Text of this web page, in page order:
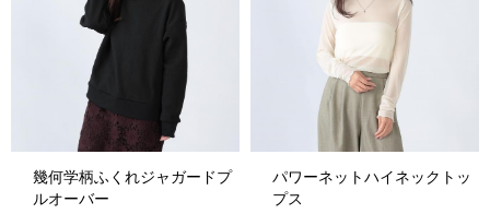
幾何学柄ふくれジャガードプ
ルオーバー
パワーネットハイネックトッ
プス